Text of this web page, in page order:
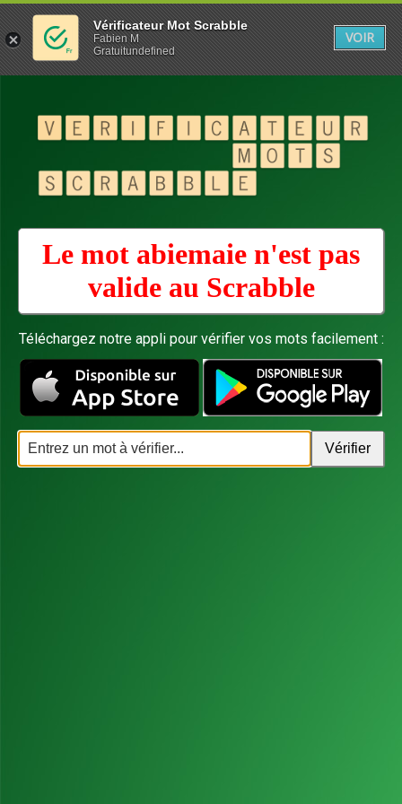
Le mot abiemaie n'est pas
valide au Scrabble
Téléchargez notre appli pour vérifier vos mots facilement :
Vérificateur Mot Scrabble
Fabien M
Gratuitundefined
VOIR